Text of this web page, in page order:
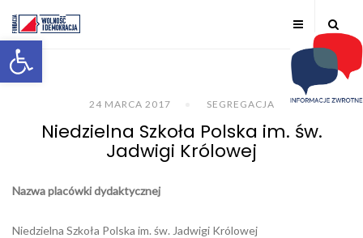
Otwórz pasek narzędzi
24 MARCA 2017 SEGREGACJA
Niedzielna Szkoła Polska im. św.
Jadwigi Królowej
Nazwa placówki dydaktycznej
Niedzielna Szkoła Polska im. św. Jadwigi Królowej